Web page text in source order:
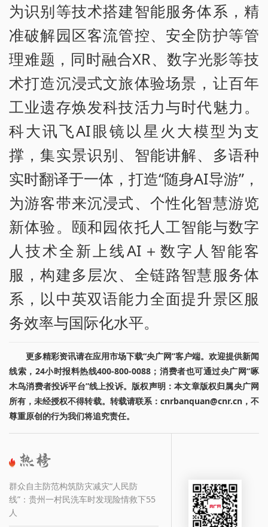
为识别等技术搭建智能服务体系，精
准破解园区客流管控、安全防护等管
理难题，同时融合XR、数字光影等技
术打造沉浸式文旅体验场景，让百年
工业遗存焕发科技活力与时代魅力。
科大讯飞AI眼镜以星火大模型为支
撑，集实景识别、智能讲解、多语种
实时翻译于一体，打造“随身AI导游”，
为游客带来沉浸式、个性化智慧游览
新体验。颐和园依托人工智能与数字
人技术全新上线AI＋数字人智能客
服，构建多层次、全链路智慧服务体
系，以中英双语能力全面提升景区服
务效率与国际化水平。
更多精彩资讯请在应用市场下载“央广网”客户端。欢迎提供新闻
线索，24小时报料热线400-800-0088；消费者也可通过央广网“啄
木鸟消费者投诉平台”线上投诉。版权声明：本文章版权归属央广网
所有，未经授权不得转载。转载请联系：cnrbanquan@cnr.cn，不
尊重原创的行为我们将追究责任。
群众自主防范构筑防灾减灾“人民防
线”：贵州一村民洗车时发现险情救下55
人